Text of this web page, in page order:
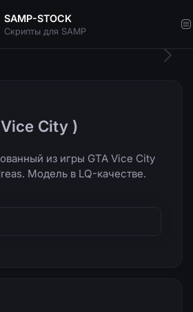
SAMP-STOCK
Скрипты для SAMP
City )
из игры GTA Vice City
Модель в LQ-качестве.